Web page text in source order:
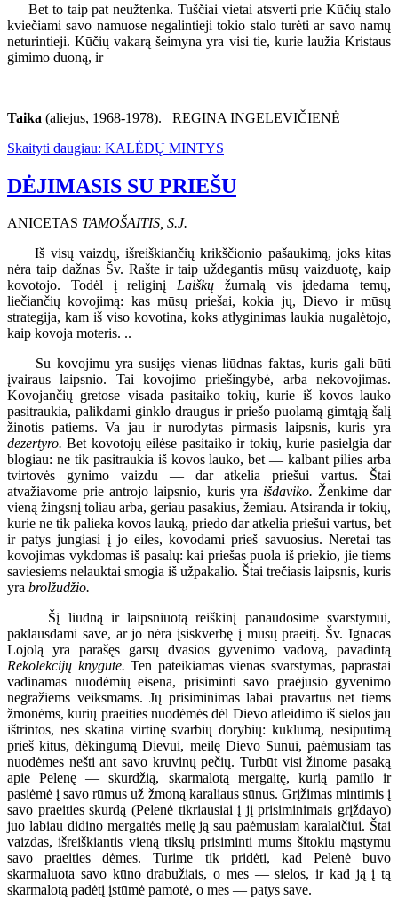
Bet to taip pat neužtenka. Tuščiai vietai atsverti prie Kūčių stalo
kviečiami savo namuose negalintieji tokio stalo turėti ar savo namų
neturintieji. Kūčių vakarą šeimyna yra visi tie, kurie laužia Kristaus
gimimo duoną, ir
Taika (aliejus, 1968-1978). REGINA INGELEVIČIENĖ
Skaityti daugiau: KALĖDŲ MINTYS
DĖJIMASIS SU PRIEŠU
ANICETAS TAMOŠAITIS, S.J.
Iš visų vaizdų, išreiškiančių krikščionio pašaukimą, joks kitas
nėra taip dažnas Šv. Rašte ir taip uždegantis mūsų vaizduotę, kaip
kovotojo. Todėl į religinį Laiškų žurnalą vis įdedama temų,
liečiančių kovojimą: kas mūsų priešai, kokia jų, Dievo ir mūsų
strategija, kam iš viso kovotina, koks atlyginimas laukia nugalėtojo,
kaip kovoja moteris. ..
Su kovojimu yra susijęs vienas liūdnas faktas, kuris gali būti
įvairaus laipsnio. Tai kovojimo priešingybė, arba nekovojimas.
Kovojančių gretose visada pasitaiko tokių, kurie iš kovos lauko
pasitraukia, palikdami ginklo draugus ir priešo puolamą gimtąją šalį
žinotis patiems. Va jau ir nurodytas pirmasis laipsnis, kuris yra
dezertyro. Bet kovotojų eilėse pasitaiko ir tokių, kurie pasielgia dar
blogiau: ne tik pasitraukia iš kovos lauko, bet — kalbant pilies arba
tvirtovės gynimo vaizdu — dar atkelia priešui vartus. Štai
atvažiavome prie antrojo laipsnio, kuris yra išdaviko. Ženkime dar
vieną žingsnį toliau arba, geriau pasakius, žemiau. Atsiranda ir tokių,
kurie ne tik palieka kovos lauką, priedo dar atkelia priešui vartus, bet
ir patys jungiasi į jo eiles, kovodami prieš savuosius. Neretai tas
kovojimas vykdomas iš pasalų: kai priešas puola iš priekio, jie tiems
saviesiems nelauktai smogia iš užpakalio. Štai trečiasis laipsnis, kuris
yra brolžudžio.
Šį liūdną ir laipsniuotą reiškinį panaudosime svarstymui,
paklausdami save, ar jo nėra įsiskverbę į mūsų praeitį. Šv. Ignacas
Lojolą yra parašęs garsų dvasios gyvenimo vadovą, pavadintą
Rekolekcijų knygute. Ten pateikiamas vienas svarstymas, paprastai
vadinamas nuodėmių eisena, prisiminti savo praėjusio gyvenimo
negražiems veiksmams. Jų prisiminimas labai pravartus net tiems
žmonėms, kurių praeities nuodėmės dėl Dievo atleidimo iš sielos jau
ištrintos, nes skatina virtinę svarbių dorybių: kuklumą, nesipūtimą
prieš kitus, dėkingumą Dievui, meilę Dievo Sūnui, paėmusiam tas
nuodėmes nešti ant savo kruvinų pečių. Turbūt visi žinome pasaką
apie Pelenę — skurdžią, skarmalotą mergaitę, kurią pamilo ir
pasiėmė į savo rūmus už žmoną karaliaus sūnus. Grįžimas mintimis į
savo praeities skurdą (Pelenė tikriausiai į jį prisiminimais grįždavo)
juo labiau didino mergaitės meilę ją sau paėmusiam karalaičiui. Štai
vaizdas, išreiškiantis vieną tikslų prisiminti mums šitokiu mąstymu
savo praeities dėmes. Turime tik pridėti, kad Pelenė buvo
skarmaluota savo kūno drabužiais, o mes — sielos, ir kad ją į tą
skarmalotą padėtį įstūmė pamotė, o mes — patys save.